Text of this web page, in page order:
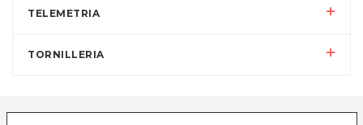
TELEMETRIA
TORNILLERIA